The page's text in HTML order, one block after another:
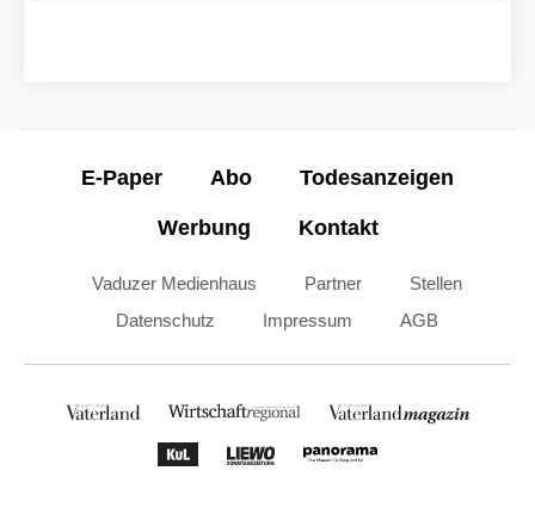
E-Paper Abo Todesanzeigen
Werbung Kontakt
Vaduzer Medienhaus Partner
Stellen
Datenschutz
Impressum AGB